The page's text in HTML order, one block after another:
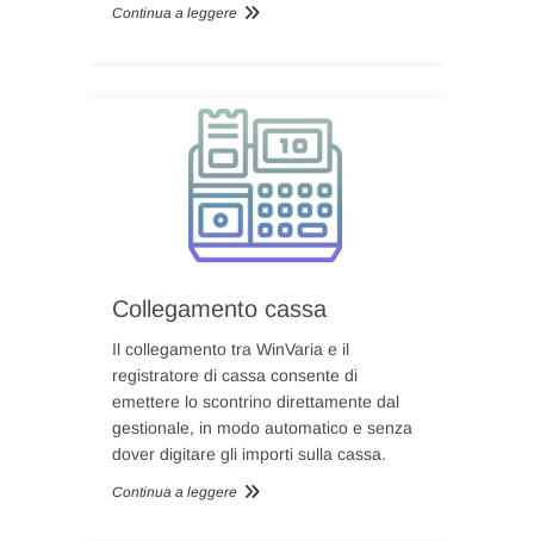
Continua a leggere
Collegamento cassa
Il collegamento tra WinVaria e il
registratore di cassa consente di
emettere lo scontrino direttamente dal
gestionale, in modo automatico e senza
dover digitare gli importi sulla cassa.
Continua a leggere